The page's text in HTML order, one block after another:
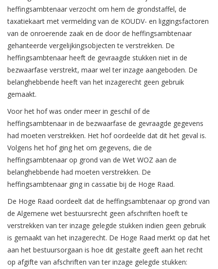
heffingsambtenaar verzocht om hem de grondstaffel, de
taxatiekaart met vermelding van de KOUDV- en liggingsfactoren
van de onroerende zaak en de door de heffingsambtenaar
gehanteerde vergelijkingsobjecten te verstrekken. De
heffingsambtenaar heeft de gevraagde stukken niet in de
bezwaarfase verstrekt, maar wel ter inzage aangeboden. De
belanghebbende heeft van het inzagerecht geen gebruik
gemaakt.
Voor het hof was onder meer in geschil of de
heffingsambtenaar in de bezwaarfase de gevraagde gegevens
had moeten verstrekken. Het hof oordeelde dat dit het geval is.
Volgens het hof ging het om gegevens, die de
heffingsambtenaar op grond van de Wet WOZ aan de
belanghebbende had moeten verstrekken. De
heffingsambtenaar ging in cassatie bij de Hoge Raad.
De Hoge Raad oordeelt dat de heffingsambtenaar op grond van
de Algemene wet bestuursrecht geen afschriften hoeft te
verstrekken van ter inzage gelegde stukken indien geen gebruik
is gemaakt van het inzagerecht. De Hoge Raad merkt op dat het
aan het bestuursorgaan is hoe dit gestalte geeft aan het recht
op afgifte van afschriften van ter inzage gelegde stukken: